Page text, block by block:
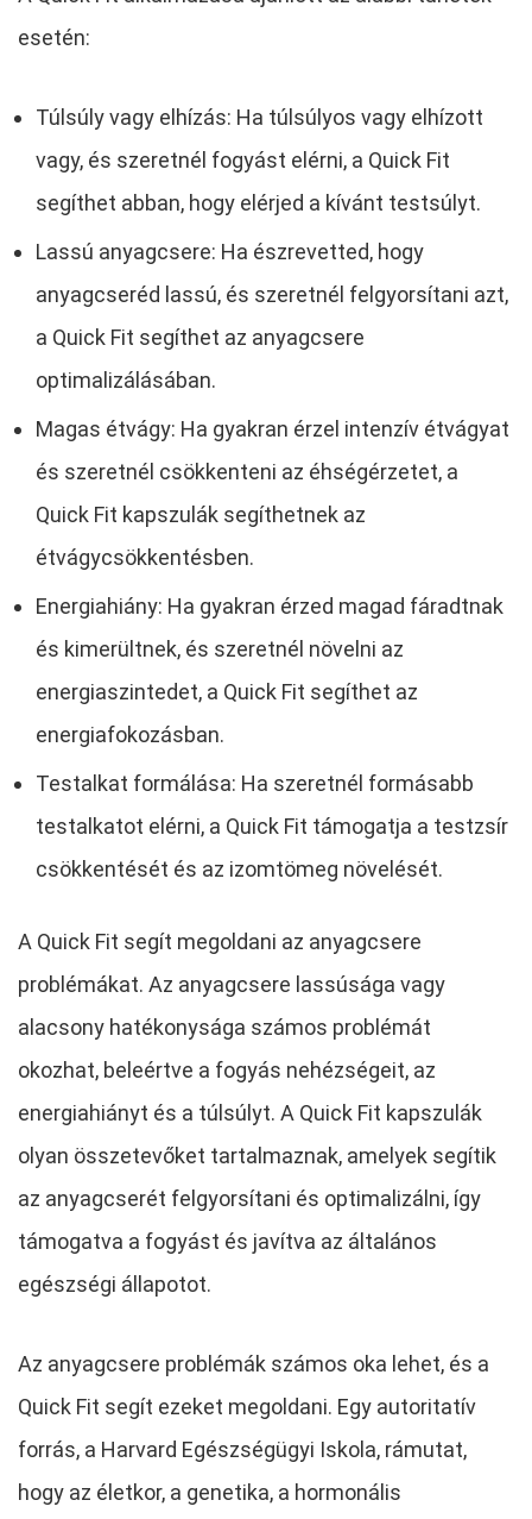
esetén:
Túlsúly vagy elhízás: Ha túlsúlyos vagy elhízott
vagy, és szeretnél fogyást elérni, a Quick Fit
segíthet abban, hogy elérjed a kívánt testsúlyt.
Lassú anyagcsere: Ha észrevetted, hogy
anyagcseréd lassú, és szeretnél felgyorsítani azt,
a Quick Fit segíthet az anyagcsere
optimalizálásában.
Magas étvágy: Ha gyakran érzel intenzív étvágyat
és szeretnél csökkenteni az éhségérzetet, a
Quick Fit kapszulák segíthetnek az
étvágycsökkentésben.
Energiahiány: Ha gyakran érzed magad fáradtnak
és kimerültnek, és szeretnél növelni az
energiaszintedet, a Quick Fit segíthet az
energiafokozásban.
Testalkat formálása: Ha szeretnél formásabb
testalkatot elérni, a Quick Fit támogatja a testzsír
csökkentését és az izomtömeg növelését.
A Quick Fit segít megoldani az anyagcsere
problémákat. Az anyagcsere lassúsága vagy
alacsony hatékonysága számos problémát
okozhat, beleértve a fogyás nehézségeit, az
energiahiányt és a túlsúlyt. A Quick Fit kapszulák
olyan összetevőket tartalmaznak, amelyek segítik
az anyagcserét felgyorsítani és optimalizálni, így
támogatva a fogyást és javítva az általános
egészségi állapotot.
Az anyagcsere problémák számos oka lehet, és a
Quick Fit segít ezeket megoldani. Egy autoritatív
forrás, a Harvard Egészségügyi Iskola, rámutat,
hogy az életkor, a genetika, a hormonális